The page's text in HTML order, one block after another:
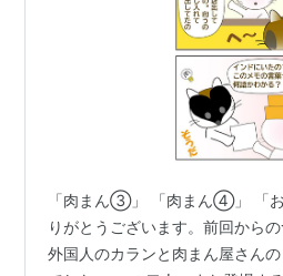
「肉まん③」 「肉まん④」 「
りがとうございます。前回から
外国人のカランと肉まん屋さん